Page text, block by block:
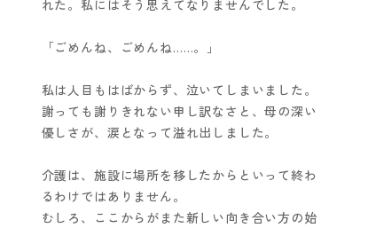
れた。私にはそう思えてなりませんでした。
「ごめんね、ごめんね……。」
私は人目もはばからず、泣いてしまいました。
謝っても謝りきれない申し訳なさと、母の深い
優しさが、涙となって溢れ出しました。
介護は、施設に場所を移したからといって終わ
るわけではありません。
むしろ、ここからがまた新しい向き合い方の始